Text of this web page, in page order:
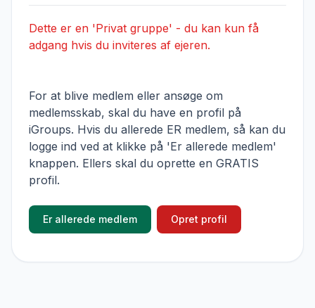
Dette er en 'Privat gruppe' - du kan kun få
adgang hvis du inviteres af ejeren.
For at blive medlem eller ansøge om
medlemsskab, skal du have en profil på
iGroups. Hvis du allerede ER medlem, så kan du
logge ind ved at klikke på 'Er allerede medlem'
knappen. Ellers skal du oprette en GRATIS
profil.
Er allerede medlem Opret profil